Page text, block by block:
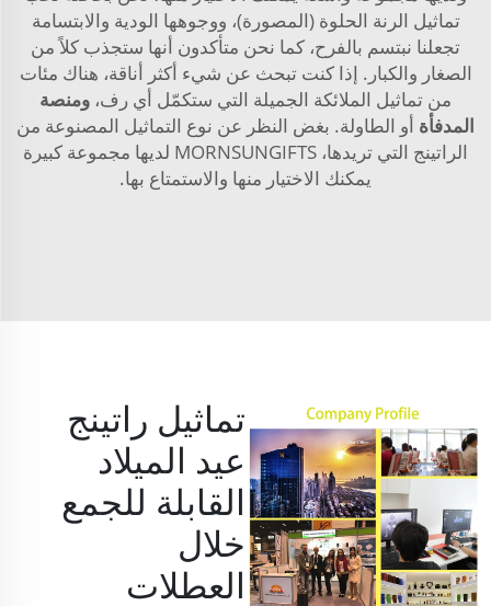
تماثيل الرنة الحلوة (المصورة)، ووجوهها الودية والابتسامة
تجعلنا نبتسم بالفرح، كما نحن متأكدون أنها ستجذب كلاً من
الصغار والكبار. إذا كنت تبحث عن شيء أكثر أناقة، هناك مئات
من تماثيل الملائكة الجميلة التي ستكمّل أي رف، ومنصة
المدفأة أو الطاولة. بغض النظر عن نوع التماثيل المصنوعة من
الراتينج التي تريدها، MORNSUNGIFTS لديها مجموعة كبيرة
يمكنك الاختيار منها والاستمتاع بها.
تماثيل راتينج
عيد الميلاد
القابلة للجمع
خلال
العطلات